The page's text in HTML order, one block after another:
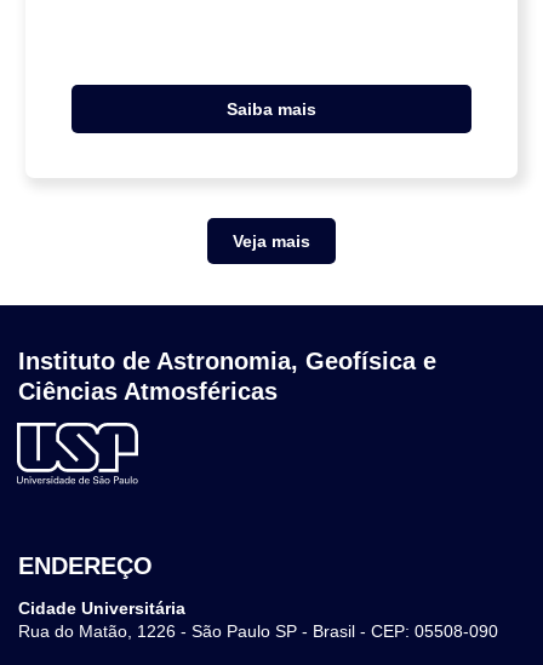
Saiba mais
Veja mais
Instituto de Astronomia, Geofísica e
Ciências Atmosféricas
ENDEREÇO
Cidade Universitária
Rua do Matão, 1226 - São Paulo SP - Brasil - CEP: 05508-090